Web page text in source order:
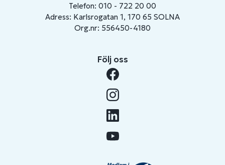
Telefon: 010 - 722 20 00
Adress: Karlsrogatan 1, 170 65 SOLNA
Org.nr: 556450-4180
Följ oss